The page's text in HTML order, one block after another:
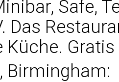
Safe,
Das
Gratis
Birmingham: